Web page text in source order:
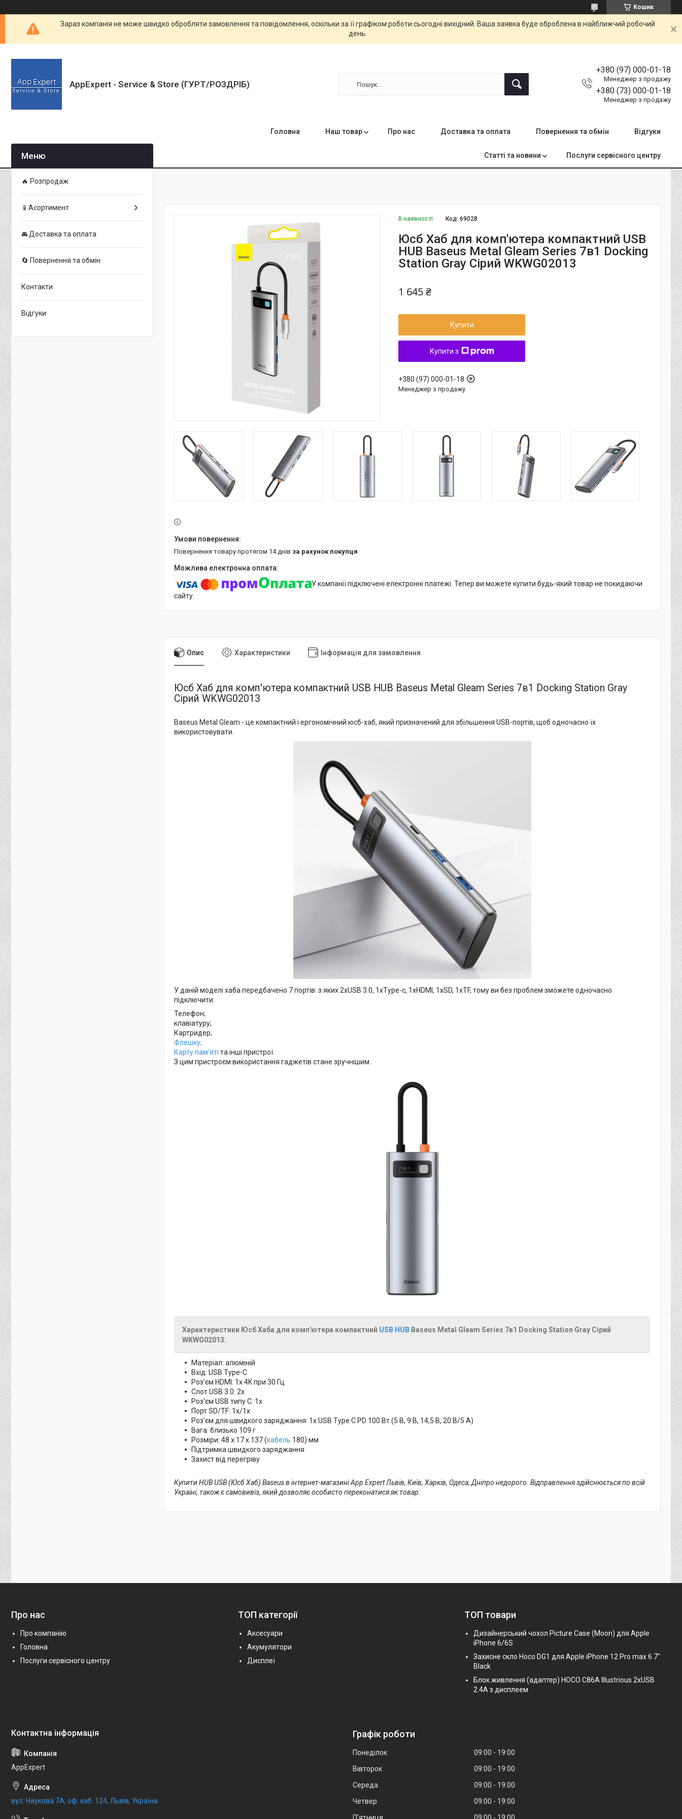
Кошик
Зараз компанія не може швидко обробляти замовлення та повідомлення, оскільки за її графіком роботи сьогодні вихідний. Ваша заявка буде оброблена в найближчий робочий
день.
AppExpert - Service & Store (ГУРТ/РОЗДРІБ)
+380 (97) 000-01-18
Менеджер з продажу
+380 (73) 000-01-18
Менеджер з продажу
Головна Наш товар Про нас Доставка та оплата Повернення та обмін Відгуки
Статті та новини Послуги сервісного центру
В наявності Код:69028
Юсб Хаб для комп'ютера компактний USB
HUB Baseus Metal Gleam Series 7в1 Docking
Station Gray Сірий WKWG02013
1 645 ₴
Купити
Купити з
+380 (97) 000-01-18
Менеджер з продажу
повернення товару протягом 14 днів за рахунок покупця
У компанії підключені електронні платежі. Тепер ви можете купити будь-який товар не покидаючи
сайту.
Опис Характеристики Інформація для замовлення
Юсб Хаб для комп'ютера компактний USB HUB Baseus Metal Gleam Series 7в1 Docking Station Gray
Сірий WKWG02013
Baseus Metal Gleam - це компактний і ергономічний юсб-хаб, який призначений для збільшення USB-портів, щоб одночасно їх
використовувати.
У даній моделі хаба передбачено 7 портів: з яких 2xUSB 3.0, 1xType-c, 1xHDMI, 1xSD, 1xTF, тому ви без проблем зможете одночасно
підключити:
Телефон;
клавіатуру;
Картридер;
Флешку;
Карту пам'яті та інші пристрої.
З цим пристроєм використання гаджетів стане зручнішим.
Характеристики Юсб Хаба для комп'ютера компактний USB HUB Baseus Metal Gleam Series 7в1 Docking Station Gray Сірий
WKWG02013:
Матеріал: алюміній
Вхід: USB Type-C
Роз'єм HDMI: 1x 4K при 30 Гц
Слот USB 3.0: 2x
Роз'єм USB типу C: 1x
Порт SD/TF: 1x/1x
Роз'єм для швидкого заряджання: 1x USB Type C PD 100 Вт (5 В, 9 В, 14,5 В, 20 В/5 А)
Вага: близько 109 г
Розміри: 48 х 17 х 137 (кабель 180) мм
Підтримка швидкого заряджання
Захист від перегріву
Купити HUB USB (Юсб Хаб) Baseus в інтернет-магазині App Expert Львів, Київ, Харків, Одеса, Дніпро недорого. Відправлення здійснюється по всій
Україні, також є самовивіз, який дозволяє особисто переконатися як товар.
🔥 Розпродаж
📱Асортимент
🚘 Доставка та оплата
🔄 Повернення та обмін
Контакти
Відгуки
Про нас
Про компанію
Головна
Послуги сервісного центру
ТОП категорії
Аксесуари
Акумулятори
Дисплеї
ТОП товари
Дизайнерський чохол Picture Case (Moon) для Apple
iPhone 6/6S
Захисне скло Hoco DG1 для Apple iPhone 12 Pro max 6.7"
Black
Блок живлення (адаптер) HOCO C86A Illustrious 2xUSB
2.4A з дисплеем
AppExpert
вул. Наукова 7А, оф. каб. 124, Львів, Україна
Графік роботи
Понеділок 09:00
19:00
Вівторок
09:00
19:00
Середа
09:00
19:00
Четвер
09:00
19:00
Пʼятниця
09:00 19:00